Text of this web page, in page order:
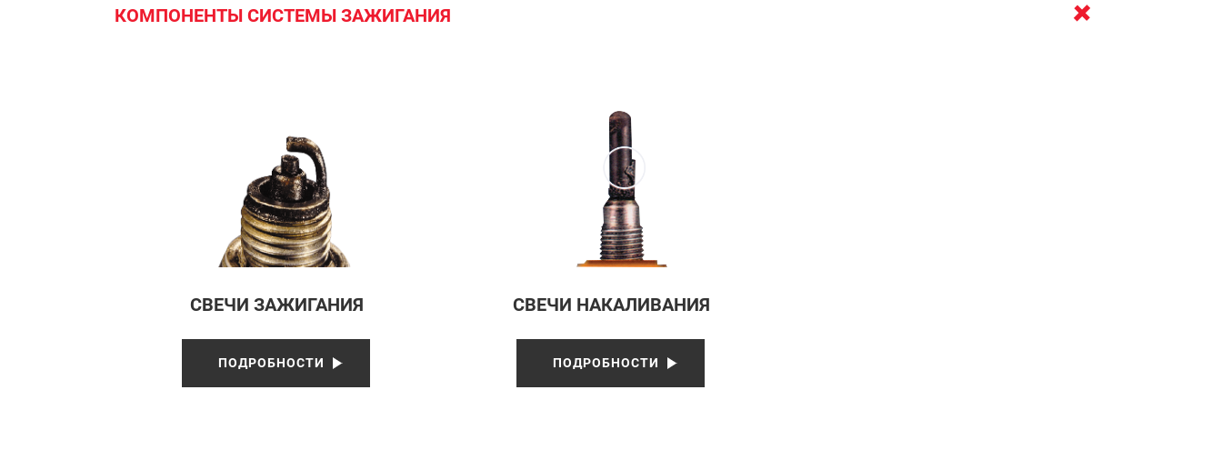
КОМПОНЕНТЫ СИСТЕМЫ ЗАЖИГАНИЯ
СВЕЧИ ЗАЖИГАНИЯ
ПОДРОБНОСТИ
СВЕЧИ НАКАЛИВАНИЯ
ПОДРОБНОСТИ